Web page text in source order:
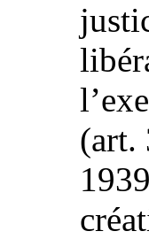
(art.